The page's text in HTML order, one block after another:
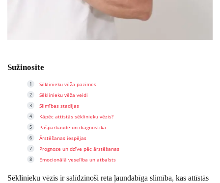
Sužinosite
Sēklinieku vēža pazīmes
Sēklinieku vēža veidi
Slimības stadijas
Kāpēc attīstās sēklinieku vēzis?
Pašpārbaude un diagnostika
Ārstēšanas iespējas
Prognoze un dzīve pēc ārstēšanas
Emocionālā veselība un atbalsts
Sēklinieku vēzis ir salīdzinoši reta ļaundabīga slimība, kas attīstās